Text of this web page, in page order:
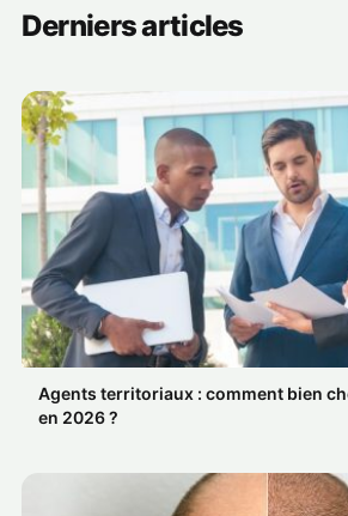
Derniers articles
Agents territoriaux : comment bien
en 2026 ?